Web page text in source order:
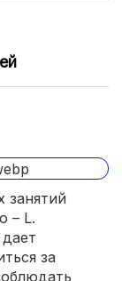
– L.
за